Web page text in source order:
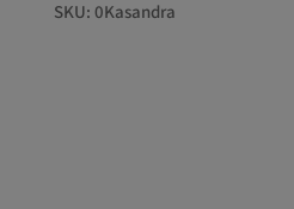
SKU: 0Kasandra